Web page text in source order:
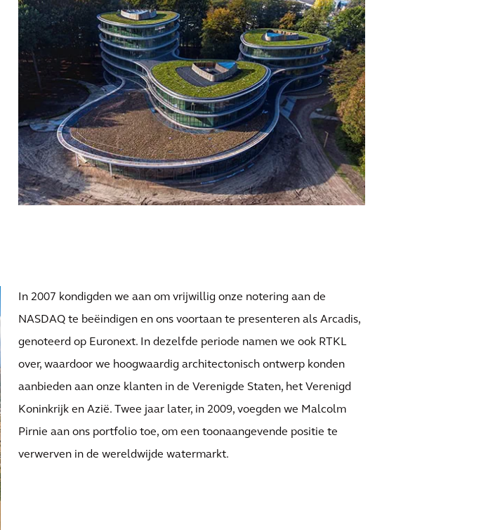
In 2007 kondigden we aan om vrijwillig onze notering aan de
NASDAQ te beëindigen en ons voortaan te presenteren als Arcadis,
genoteerd op Euronext. In dezelfde periode namen we ook RTKL
over, waardoor we hoogwaardig architectonisch ontwerp konden
aanbieden aan onze klanten in de Verenigde Staten, het Verenigd
Koninkrijk en Azië. Twee jaar later, in 2009, voegden we Malcolm
Pirnie aan ons portfolio toe, om een toonaangevende positie te
verwerven in de wereldwijde watermarkt.